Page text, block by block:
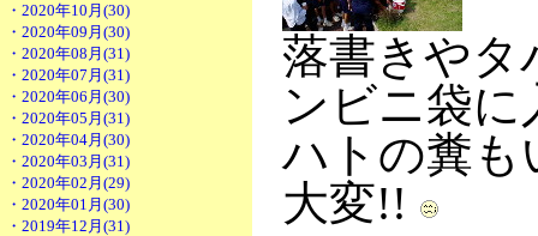
・2020年10月(30)
・2020年09月(30)
・2020年08月(31)
・2020年07月(31)
・2020年06月(30)
・2020年05月(31)
・2020年04月(30)
・2020年03月(31)
・2020年02月(29)
・2020年01月(30)
・2019年12月(31)
落書きやタ
ンビニ袋
ハトの糞も
大変!!